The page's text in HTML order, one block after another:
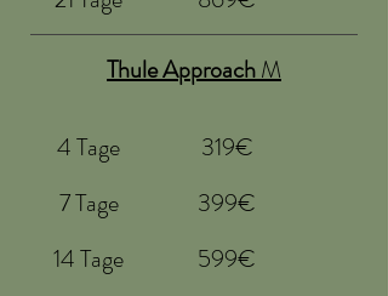
Thule ApproachM
319€
4 Tage
399€
7 Tage
599€
14 Tage